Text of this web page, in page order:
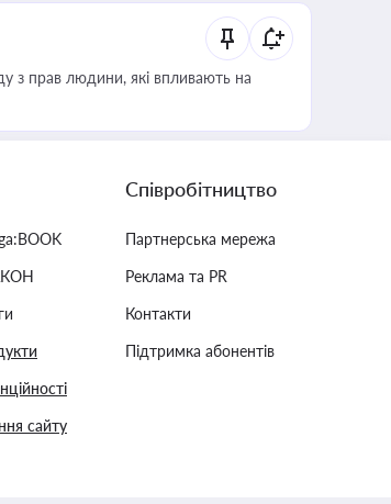
з прав людини, які впливають на
сайту
Співробітництво
Партнерська мережа
Реклама та PR
Контакти
Підтримка абонентів